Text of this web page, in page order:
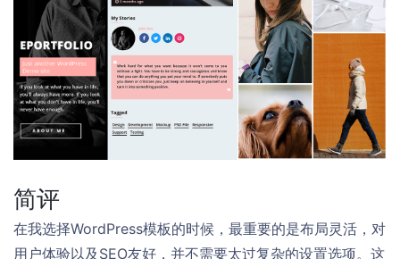
简评
在我选择WordPress模板的时候，最重要的是布局灵活，对
用户体验以及SEO友好，并不需要太过复杂的设置选项。这